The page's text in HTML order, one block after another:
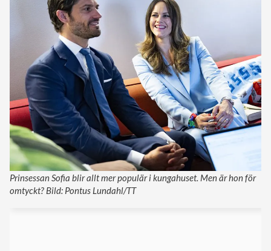
Prinsessan Sofia blir allt mer populär i kungahuset. Men är hon för
omtyckt? Bild: Pontus Lundahl/TT